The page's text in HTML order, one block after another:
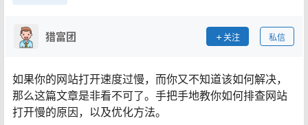
猎富团 关注 私信
如果你的网站打开速度过慢，而你又不知道该如何解决，
那么这篇文章是非看不可了。手把手地教你如何排查网站
打开慢的原因，以及优化方法。